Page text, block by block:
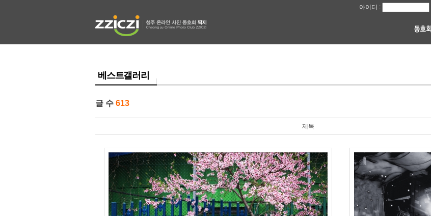
아이디 :
베스트갤러리
글 수 613
제목